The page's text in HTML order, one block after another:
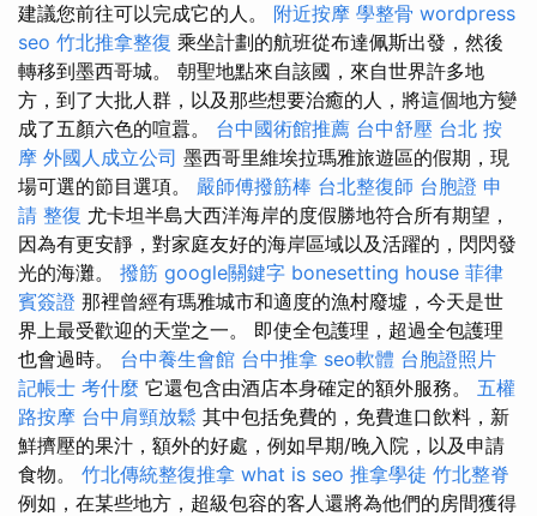
建議您前往可以完成它的人。 附近按摩 學整骨 wordpress
seo 竹北推拿整復 乘坐計劃的航班從布達佩斯出發，然後
轉移到墨西哥城。 朝聖地點來自該國，來自世界許多地
方，到了大批人群，以及那些想要治癒的人，將這個地方變
成了五顏六色的喧囂。 台中國術館推薦 台中舒壓 台北 按
摩 外國人成立公司 墨西哥里維埃拉瑪雅旅遊區的假期，現
場可選的節目選項。 嚴師傅撥筋棒 台北整復師 台胞證 申
請 整復 尤卡坦半島大西洋海岸的度假勝地符合所有期望，
因為有更安靜，對家庭友好的海岸區域以及活躍的，閃閃發
光的海灘。 撥筋 google關鍵字 bonesetting house 菲律
賓簽證 那裡曾經有瑪雅城市和適度的漁村廢墟，今天是世
界上最受歡迎的天堂之一。 即使全包護理，超過全包護理
也會過時。 台中養生會館 台中推拿 seo軟體 台胞證照片
記帳士 考什麼 它還包含由酒店本身確定的額外服務。 五權
路按摩 台中肩頸放鬆 其中包括免費的，免費進口飲料，新
鮮擠壓的果汁，額外的好處，例如早期/晚入院，以及申請
食物。 竹北傳統整復推拿 what is seo 推拿學徒 竹北整脊
例如，在某些地方，超級包容的客人還將為他們的房間獲得